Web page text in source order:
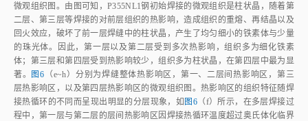
微观组织图。由图可知，P355NL1钢初始焊接的微观组织是柱状晶，随着第
二层、第三层等焊接的对前层组织的热影响，造成组织的重熔、再结晶以及
回火效应，破坏了前一层焊缝中的柱状晶，产生了均匀细小的铁素体与少量
的珠光体。因此，第一层以及第二层受到多次热影响，组织多为细化铁素
体；第三层和第四层受到热影响较少，组织多为柱状晶，在第四层中最为显
著。 图6 （e~h）分别为焊缝整体热影响区，第一、二层间热影响区，第三
层热影响区，以及第四层热影响区的微观组织图。热影响区的组织特征随焊
接热循环的不同而呈现出明显的分层现象，如 图6 （f）所示，在多层焊接过
程中，第一层与第二层的层间热影响区因焊接热循环温度超过奥氏体化临界